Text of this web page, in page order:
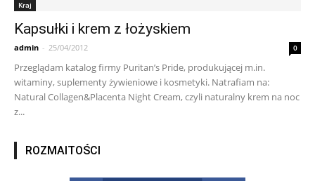
Kraj
Kapsułki i krem z łożyskiem
admin - 25/04/2012 0
Przeglądam katalog firmy Puritan’s Pride, produkującej m.in.
witaminy, suplementy żywieniowe i kosmetyki. Natrafiam na:
Natural Collagen&Placenta Night Cream, czyli naturalny krem na noc
z...
ROZMAITOŚCI